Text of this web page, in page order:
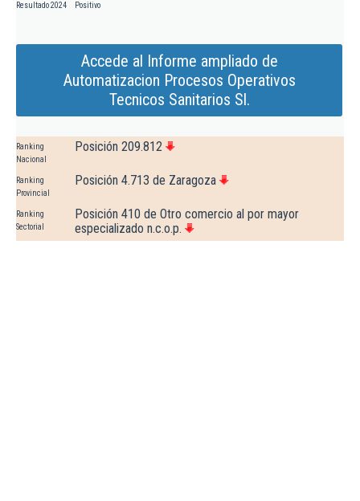
Resultado 2024 Positivo
Accede al Informe ampliado de
Automatizacion Procesos Operativos
Tecnicos Sanitarios Sl.
Ranking
Nacional
Posición 209.812
Ranking
Provincial
Posición 4.713 de Zaragoza
Ranking
Sectorial
Posición 410 de Otro comercio al por mayor
especializado n.c.o.p.